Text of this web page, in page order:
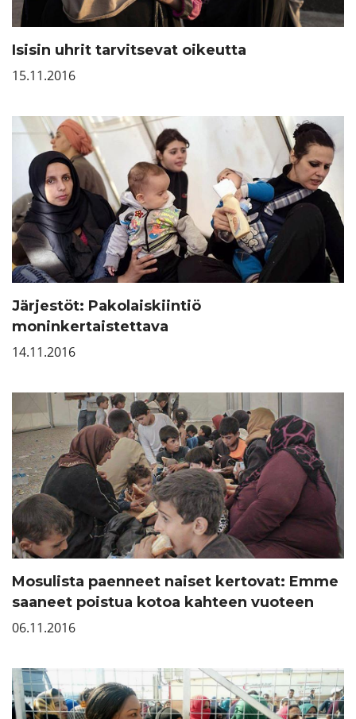
Isisin uhrit tarvitsevat oikeutta
15.11.2016
Järjestöt: Pakolaiskiintiö
moninkertaistettava
14.11.2016
Mosulista paenneet naiset kertovat: Emme
saaneet poistua kotoa kahteen vuoteen
06.11.2016